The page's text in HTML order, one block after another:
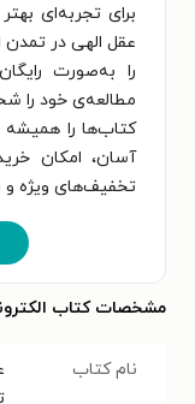
برای تجربه‌ای
عقل الهی در
را به‌صورت
مطالعه‌ی خود را
کتاب‌ها را
آسان، امکان
تخفیف‌های ویژه
مشخصات کتاب
نام کتاب